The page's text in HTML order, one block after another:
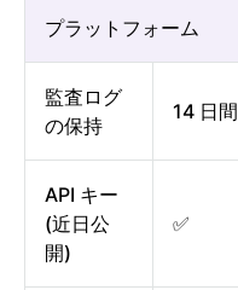
プラットフォーム
監査ログ
の保持
14 日間
API キー
(近日公
開)
✅